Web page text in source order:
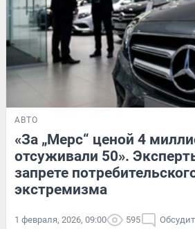
АВТО
«За „Мерс“ ценой 4
отсуживали 50».
запрете
экстремизма
1 февраля, 2026, 09:00 595